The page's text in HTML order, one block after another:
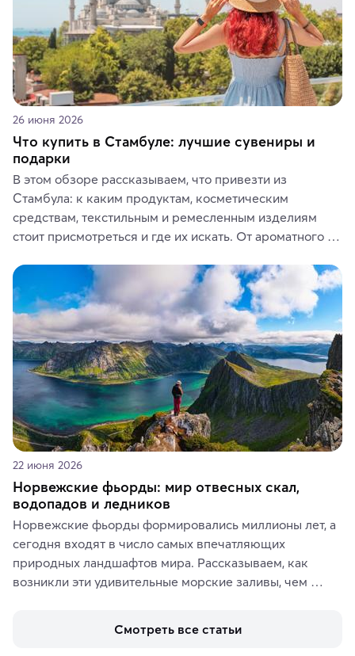
26 июня 2026
Что купить в Стамбуле: лучшие сувениры и
подарки
В этом обзоре рассказываем, что привезти из
Стамбула: к каким продуктам, косметическим
средствам, текстильным и ремесленным изделиям
стоит присмотреться и где их искать. От ароматного
керамики и изделий из кожи на турецких рынках и в
аутентичных лавках — в подарок близким или себе на
память о путешествии.
22 июня 2026
Норвежские фьорды: мир отвесных скал,
водопадов и ледников
Норвежские фьорды формировались миллионы лет, а
сегодня входят в число самых впечатляющих
природных ландшафтов мира. Рассказываем, как
возникли эти удивительные морские заливы, чем
включить в маршрут по Норвегии.
Смотреть все статьи